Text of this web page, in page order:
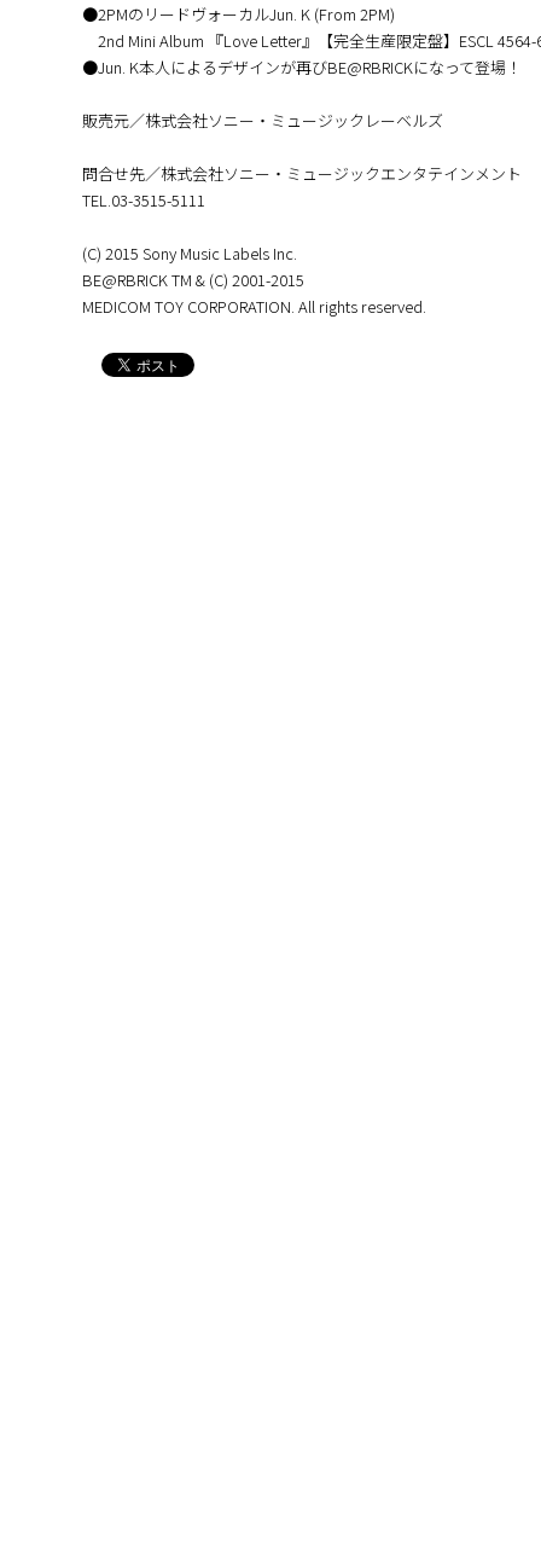
●2PMのリードヴォーカルJun. K (From 2PM)
2nd Mini Album 『Love Letter』【完全生産限定盤】ESCL
●Jun. K本人によるデザインが再びBE@RBRICKになって登場！
販売元／株式会社ソニー・ミュージックレーベルズ
問合せ先／株式会社ソニー・ミュージックエンタテインメント
TEL.03-3515-5111
(C) 2015 Sony Music Labels Inc.
BE@RBRICK TM & (C) 2001-2015
MEDICOM TOY CORPORATION. All rights reserved.